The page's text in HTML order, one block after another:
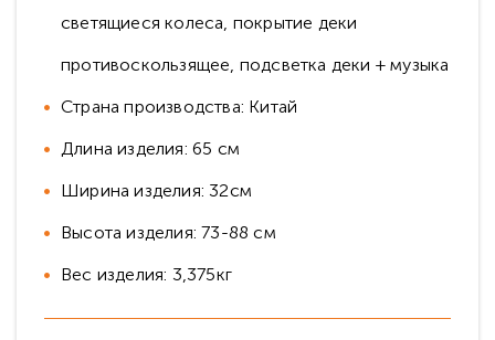
светящиеся колеса, покрытие деки
противоскользящее, подсветка деки + музыка
Страна производства: Китай
Длина изделия: 65 см
Ширина изделия: 32см
Высота изделия: 73-88 см
Вес изделия: 3,375кг